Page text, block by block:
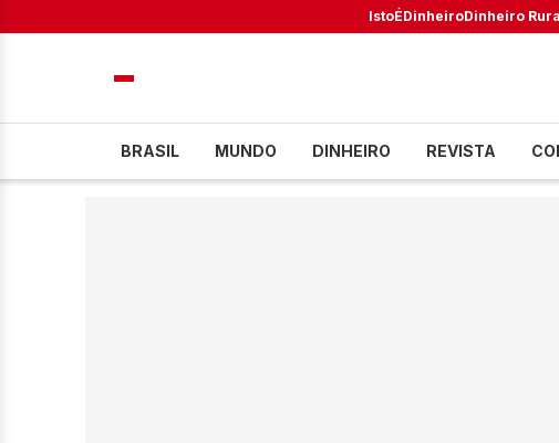
IstoÉDinheiroDinheiro
BRASIL MUNDO DINHEIRO REVISTA